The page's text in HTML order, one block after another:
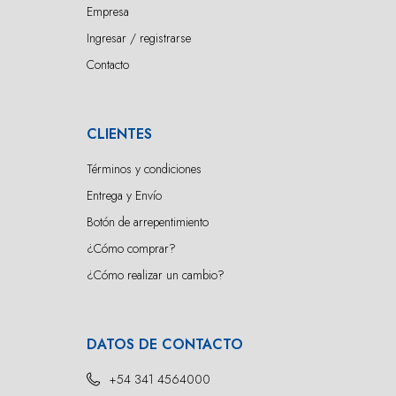
Empresa
Ingresar / registrarse
Contacto
CLIENTES
Términos y condiciones
Entrega y Envío
Botón de arrepentimiento
¿Cómo comprar?
¿Cómo realizar un cambio?
DATOS DE CONTACTO
+54 341 4564000